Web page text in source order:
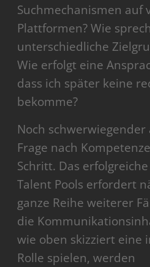
Suchmechanismen auf
Plattformen? Wie
unterschiedliche
Wie erfolgt eine
dass ich später keine
bekomme?
Noch
Frage nach
Schritt. Das
Talent Pools erfordert
ganze Reihe weiterer
die
wie oben skizziert eine
Rolle spielen, werden